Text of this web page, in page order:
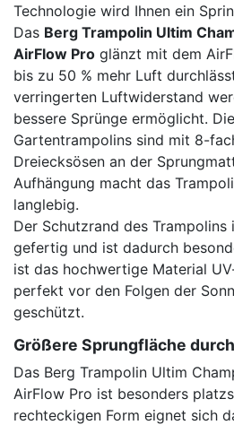
Technologie wird Ihnen ein
Das Berg Trampolin Ultim
AirFlow Pro glänzt mit dem
bis zu 50 % mehr Luft
verringerten Luftwiderstand
bessere Sprünge ermöglicht.
Gartentrampolins sind mit 8-
Dreiecksösen an der
Aufhängung macht das
langlebig.
Der Schutzrand des Trampolins
gefertig und ist dadurch
ist das hochwertige Material
perfekt vor den Folgen der
geschützt.
Größere Sprungfläche
Das Berg Trampolin Ultim
AirFlow Pro ist besonders
rechteckigen Form eignet sich